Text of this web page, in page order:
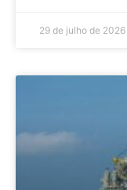
29 de julho de 2026